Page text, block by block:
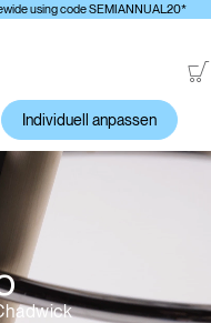
using code SEMIANNUAL20*
Individuell anpassen